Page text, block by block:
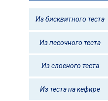
Из бисквитного теста
Из песочного теста
Из слоеного теста
Из теста на кефире